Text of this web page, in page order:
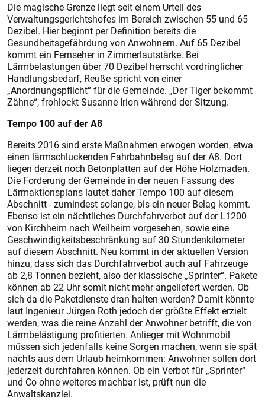
Die magische Grenze liegt seit einem Urteil des
Verwaltungsgerichtshofes im Bereich zwischen 55 und 65
Dezibel. Hier beginnt per Definition bereits die
Gesundheitsgefährdung von Anwohnern. Auf 65 Dezibel
kommt ein Fernseher in Zimmerlautstärke. Bei
Lärmbelastungen über 70 Dezibel herrscht vordringlicher
Handlungsbedarf, Reuße spricht von einer
„Anordnungspflicht“ für die Gemeinde. „Der Tiger bekommt
Zähne“, frohlockt Susanne Irion während der Sitzung.
Tempo 100 auf der A8
Bereits 2016 sind erste Maßnahmen erwogen worden, etwa
einen lärmschluckenden Fahrbahnbelag auf der A8. Dort
liegen derzeit noch Betonplatten auf der Höhe Holzmaden.
Die Forderung der Gemeinde in der neuen Fassung des
Lärmaktionsplans lautet daher Tempo 100 auf diesem
Abschnitt - zumindest solange, bis ein neuer Belag kommt.
Ebenso ist ein nächtliches Durchfahrverbot auf der L1200
von Kirchheim nach Weilheim vorgesehen, sowie eine
Geschwindigkeitsbeschränkung auf 30 Stundenkilometer
auf diesem Abschnitt. Neu kommt in der aktuellen Version
hinzu, dass sich das Durchfahrverbot auch auf Fahrzeuge
ab 2,8 Tonnen bezieht, also der klassische „Sprinter“. Pakete
können ab 22 Uhr somit nicht mehr angeliefert werden. Ob
sich da die Paketdienste dran halten werden? Damit könnte
laut Ingenieur Jürgen Roth jedoch der größte Effekt erzielt
werden, was die reine Anzahl der Anwohner betrifft, die von
Lärmbelästigung profitierten. Anlieger mit Wohnmobil
müssen sich jedenfalls keine Sorgen machen, wenn sie spät
nachts aus dem Urlaub heimkommen: Anwohner sollen dort
jederzeit durchfahren können. Ob ein Verbot für „Sprinter“
und Co ohne weiteres machbar ist, prüft nun die
Anwaltskanzlei.